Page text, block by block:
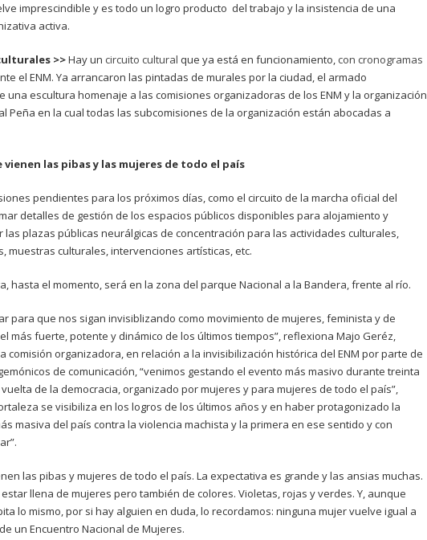
imprescindible y es todo un logro producto del trabajo y la insistencia de una
activa.
>>Hay un circuito cultural que ya está en funcionamiento, con cronogramas
el ENM. Ya arrancaron las pintadas de murales por la ciudad, el armado
una escultura homenaje a las comisiones organizadoras de los ENM y la organización
Peña en la cual todas las subcomisiones de la organización están abocadas a
vienen las pibas y las mujeres de todo el país
pendientes para los próximos días, como el circuito de la marcha oficial del
detalles de gestión de los espacios públicos disponibles para alojamiento y
las plazas públicas neurálgicas de concentración para las actividades culturales,
muestras culturales, intervenciones artísticas, etc.
hasta el momento, será en la zona del parque Nacional a la Bandera, frente al río.
para que nos sigan invisiblizando como movimiento de mujeres, feminista y de
más fuerte, potente y dinámico de los últimos tiempos”, reflexiona Majo Geréz,
comisión organizadora, en relación a la invisibilización histórica del ENM por parte de
de comunicación, “venimos gestando el evento más masivo durante treinta
de la democracia, organizado por mujeres y para mujeres de todo el país”,
se visibiliza en los logros de los últimos años y en haber protagonizado la
masiva del país contra la violencia machista y la primera en ese sentido y con
las pibas y mujeres de todo el país. La expectativa es grande y las ansias muchas.
llena de mujeres pero también de colores. Violetas, rojas y verdes. Y, aunque
lo mismo, por si hay alguien en duda, lo recordamos: ninguna mujer vuelve igual a
un Encuentro Nacional de Mujeres.